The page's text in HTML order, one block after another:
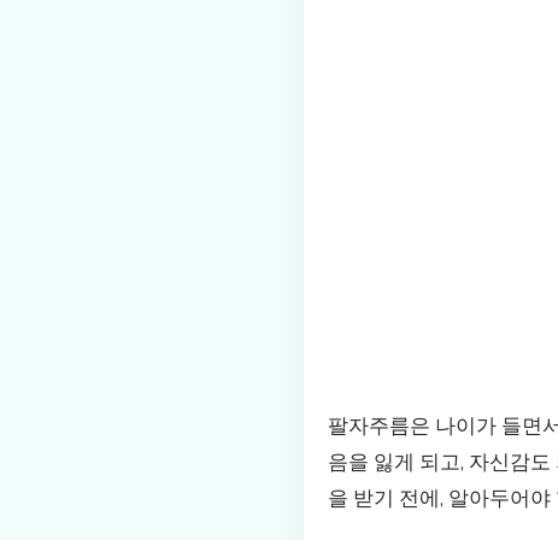
팔자주름은 나이가 들면
음을 잃게 되고, 자신감
을 받기 전에, 알아두어